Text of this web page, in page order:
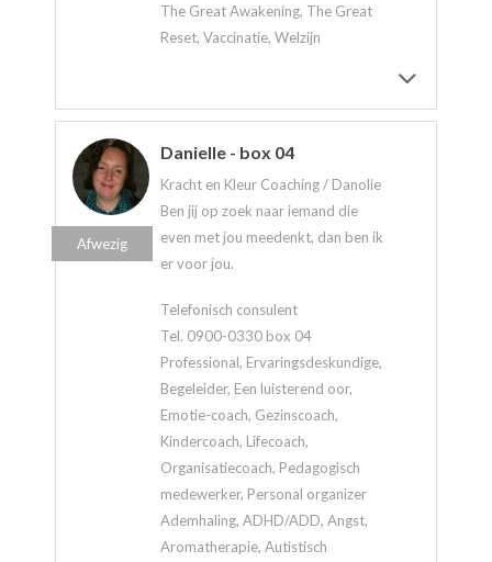
The Great Awakening, The Great
Reset, Vaccinatie, Welzijn
Danielle - box 04
Kracht en Kleur Coaching / Danolie
Ben jij op zoek naar iemand die
even met jou meedenkt, dan ben ik
er voor jou.
Telefonisch consulent
Tel. 0900-0330 box 04
Professional, Ervaringsdeskundige,
Begeleider, Een luisterend oor,
Emotie-coach, Gezinscoach,
Kindercoach, Lifecoach,
Organisatiecoach, Pedagogisch
medewerker, Personal organizer
Ademhaling, ADHD/ADD, Angst,
Aromatherapie, Autistisch
Afwezig